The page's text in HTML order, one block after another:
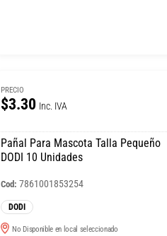
PRECIO
$3.30 Inc. IVA
Pañal Para Mascota Talla Pequeño
DODI 10 Unidades
Cod: 7861001853254
DODI
No Disponible en local seleccionado